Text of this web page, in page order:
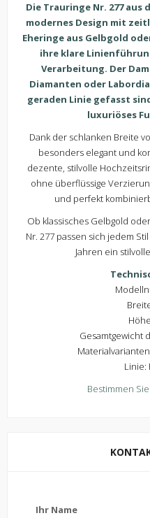
Die Trauringe Nr. 277 aus
modernes Design mit
Eheringe aus Gelbgold
ihre klare
Verarbeitung. Der
Diamanten oder
geraden Linie gefasst
luxuriöses
Dank der schlanken Breite
besonders elegant und
dezente, stilvolle
ohne überflüssige
und perfekt
Ob klassisches Gelbgold
Nr. 277 passen sich jedem
Jahren ein
Gesamtgewicht
Linie:
Bestimmen
Ihr Name